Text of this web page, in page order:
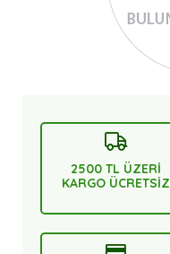
2500 TL ÜZERİ
KARGO ÜCRETSİZ